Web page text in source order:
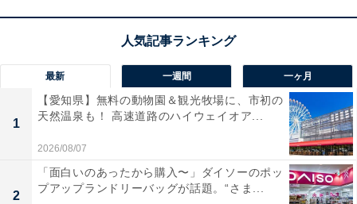
最新 一週間 一ヶ月
1
【愛知県】無料の動物園＆観光牧場に、市初の
天然温泉も！ 高速道路のハイウェイオア...
2026/08/07
2
「面白いのあったから購入〜」ダイソーのポッ
プアップランドリーバッグが話題。“さま...